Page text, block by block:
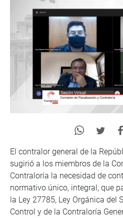
El contralor general de la
sugirió a los miembros de la
Contraloría la necesidad de
normativo único, integral, que
la Ley 27785, Ley Orgánica del
Control y de la Contraloría